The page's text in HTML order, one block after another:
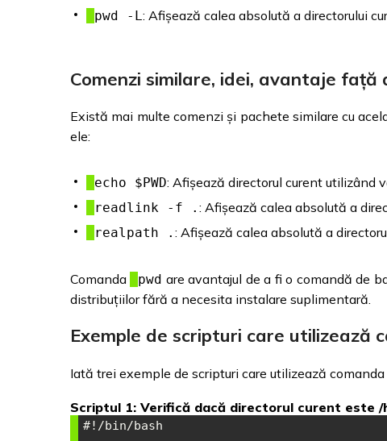
pwd -L : Afișează calea absolută a directorului
Comenzi similare, idei, avantaje față
Există mai multe comenzi și pachete similare cu
ele:
echo $PWD: Afișează directorul curent utilizând
readlink -f . : Afișează calea absolută a
realpath . : Afișează calea absolută a
Comanda pwd are avantajul de a fi o comandă de
distribuțiilor fără a necesita instalare suplimentară.
Exemple de scripturi care utilizează
Iată trei exemple de scripturi care utilizează comanda
Scriptul 1: Verifică dacă directorul curent este /
#!/bin/bash